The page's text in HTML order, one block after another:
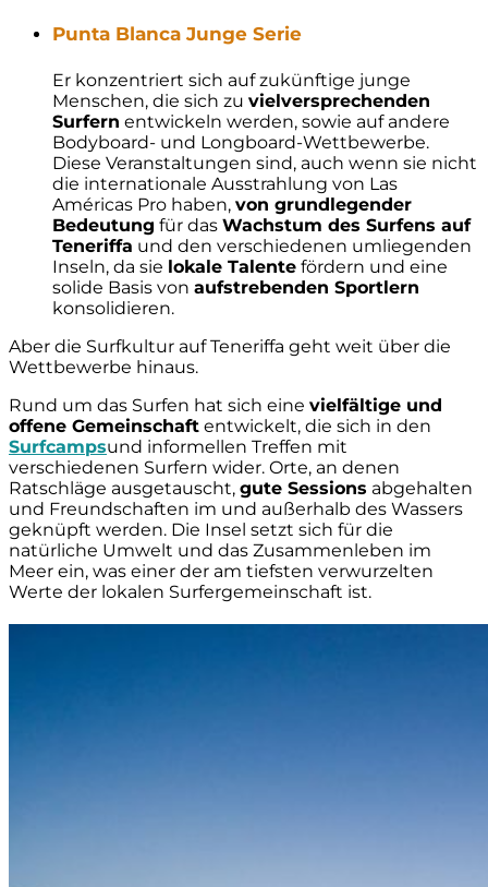
Punta Blanca Junge Serie
Er konzentriert sich auf zukünftige junge
Menschen, die sich zu vielversprechenden
Surfern entwickeln werden, sowie auf andere
Bodyboard- und Longboard-Wettbewerbe.
Diese Veranstaltungen sind, auch wenn sie nicht
die internationale Ausstrahlung von Las
Américas Pro haben, von grundlegender
Bedeutung für das Wachstum des Surfens auf
Teneriffa und den verschiedenen umliegenden
Inseln, da sie lokale Talente fördern und eine
solide Basis von aufstrebenden Sportlern
konsolidieren.
Aber die Surfkultur auf Teneriffa geht weit über die
Wettbewerbe hinaus.
Rund um das Surfen hat sich eine vielfältige und
offene Gemeinschaft entwickelt, die sich in den
Surfcampsund informellen Treffen mit
verschiedenen Surfern wider. Orte, an denen
Ratschläge ausgetauscht, gute Sessions abgehalten
und Freundschaften im und außerhalb des Wassers
geknüpft werden. Die Insel setzt sich für die
natürliche Umwelt und das Zusammenleben im
Meer ein, was einer der am tiefsten verwurzelten
Werte der lokalen Surfergemeinschaft ist.